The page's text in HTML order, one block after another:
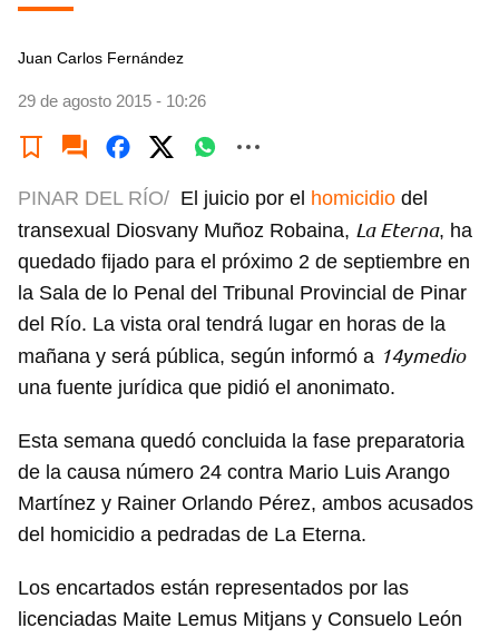
Juan Carlos Fernández
29 de agosto 2015 - 10:26
PINAR DEL RÍO/ El juicio por el homicidio del
transexual Diosvany Muñoz Robaina, La Eterna, ha
quedado fijado para el próximo 2 de septiembre en
la Sala de lo Penal del Tribunal Provincial de Pinar
del Río. La vista oral tendrá lugar en horas de la
mañana y será pública, según informó a 14ymedio
una fuente jurídica que pidió el anonimato.
Esta semana quedó concluida la fase preparatoria
de la causa número 24 contra Mario Luis Arango
Martínez y Rainer Orlando Pérez, ambos acusados
del homicidio a pedradas de La Eterna.
Los encartados están representados por las
licenciadas Maite Lemus Mitjans y Consuelo León